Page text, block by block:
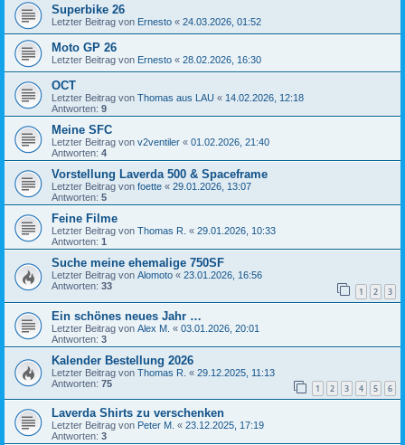
Superbike 26
Letzter Beitrag von Ernesto « 24.03.2026, 01:52
Moto GP 26
Letzter Beitrag von Ernesto « 28.02.2026, 16:30
OCT
Letzter Beitrag von Thomas aus LAU « 14.02.2026, 12:18
Antworten: 9
Meine SFC
Letzter Beitrag von v2ventiler « 01.02.2026, 21:40
Antworten: 4
Vorstellung Laverda 500 & Spaceframe
Letzter Beitrag von foette « 29.01.2026, 13:07
Antworten: 5
Feine Filme
Letzter Beitrag von Thomas R. « 29.01.2026, 10:33
Antworten: 1
Suche meine ehemalige 750SF
Letzter Beitrag von Alomoto « 23.01.2026, 16:56
Antworten: 33 1 2 3
Ein schönes neues Jahr …
Letzter Beitrag von Alex M. « 03.01.2026, 20:01
Antworten: 3
Kalender Bestellung 2026
Letzter Beitrag von Thomas R. « 29.12.2025, 11:13
Antworten: 75 1 2 3 4 5 6
Laverda Shirts zu verschenken
Letzter Beitrag von Peter M. « 23.12.2025, 17:19
Antworten: 3